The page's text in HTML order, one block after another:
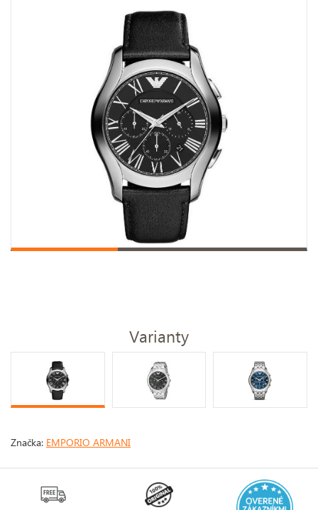
Varianty
Značka: EMPORIO ARMANI